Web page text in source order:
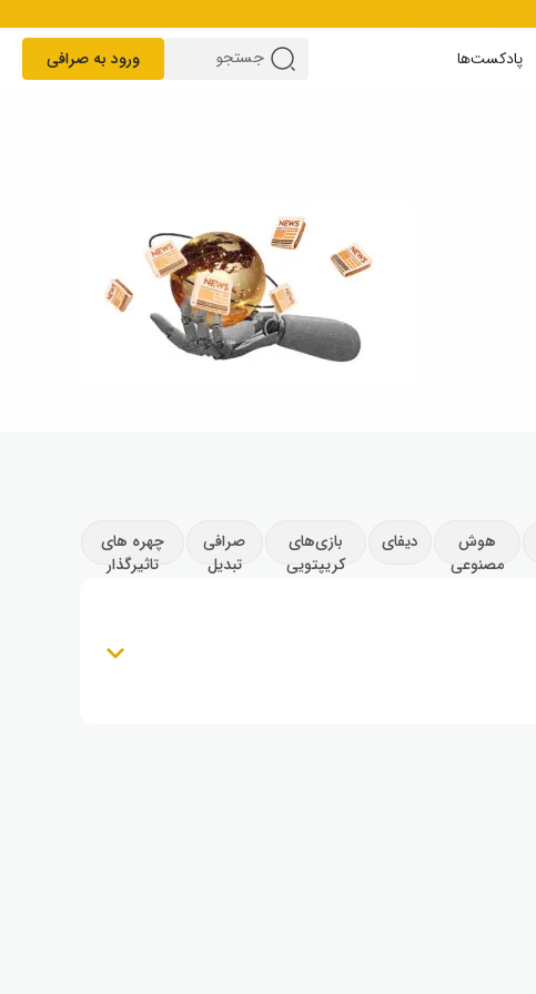
پادکست‌ها ورود به صرافی
هوش
مصنوعی
دیفای
بازی‌های
کریپتویی
صرافی
تبدیل
چهره های
تاثیرگذار